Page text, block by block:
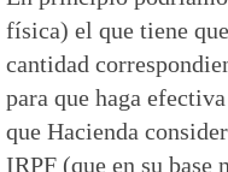
física) el que tiene
cantidad
para que haga
que Hacienda
IRPF (que en su base